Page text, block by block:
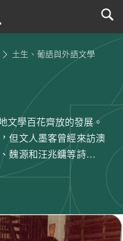
土生、葡語與外語文學
文學百花齊放的發展。
但文人墨客曾經來訪澳
魏源和汪兆鏞等詩人，
代劇作家湯顯祖也把遊
《牧丹亭》之中。這些
感，也記錄了澳門的風
現第一個華人文學團體
，進步文學開始在澳門